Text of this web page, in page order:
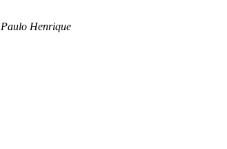
Paulo Henrique